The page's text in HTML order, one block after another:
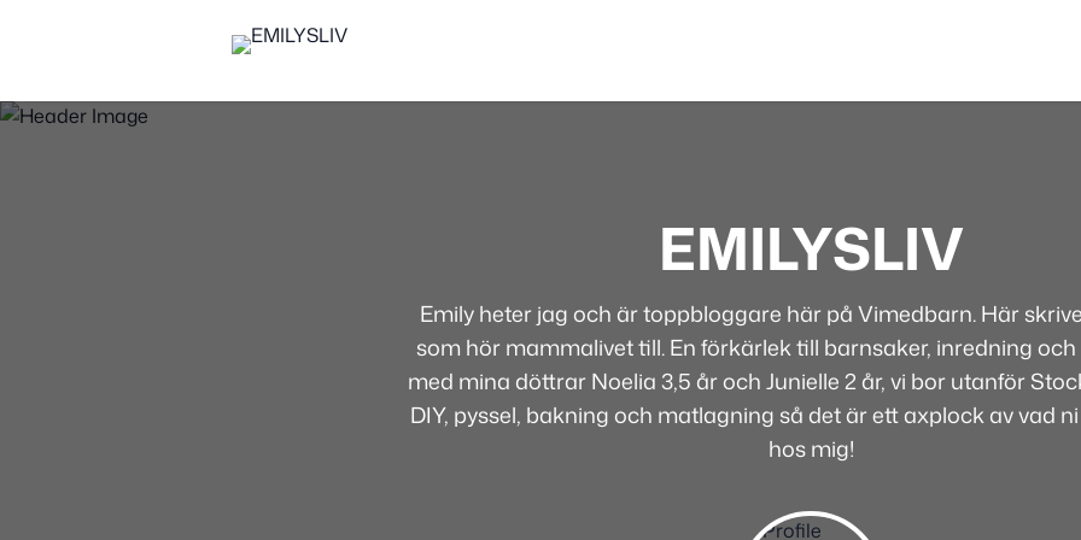
EMILYSLIV
Emily heter jag och är toppbloggare här på Vimedbarn. Här
som hör mammalivet till. En förkärlek till barnsaker, inredning och
med mina döttrar Noelia 3,5 år och Junielle 2 år, vi bor utanför
DIY, pyssel, bakning och matlagning så det är ett axplock av vad
hos mig!